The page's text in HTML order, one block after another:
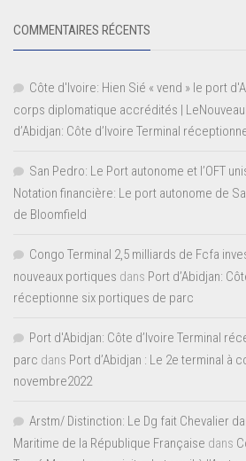
COMMENTAIRES RÉCENTS
Côte d'Ivoire: Hien Sié « vend » le port
corps diplomatique accrédités |
d’Abidjan: Côte d’Ivoire Terminal
San Pedro: Le Port autonome et l’OFT
Notation financière: Le port autonome de
de Bloomfield
Congo Terminal 2,5 milliards de Fcfa
nouveaux portiques dans Port d’Abidjan:
réceptionne six portiques de parc
Port d'Abidjan: Côte d’Ivoire Terminal
parc dans Port d’Abidjan : Le 2e terminal à
novembre2022
Arstm/ Distinction: Le Dg fait Chevalier
Maritime de la République Française dans